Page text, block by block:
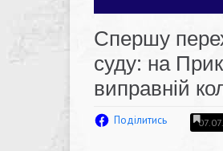
Спершу
суду: на
виправній
Поділитись